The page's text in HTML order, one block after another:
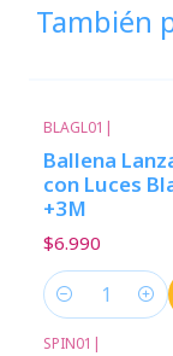
También
BLAGL01 |
Ballena
con Luces
+3M
$6.990
Cantidad
SPIN01 |